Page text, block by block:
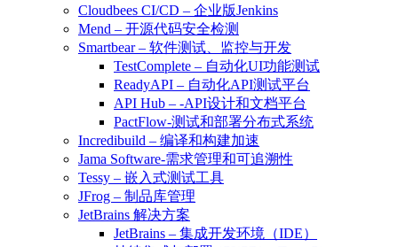
Cloudbees CI/CD – 企业版Jenkins
Mend – 开源代码安全检测
Smartbear – 软件测试、监控与开发
TestComplete – 自动化UI功能测试
ReadyAPI – 自动化API测试平台
API Hub – -API设计和文档平台
PactFlow-测试和部署分布式系统
Incredibuild – 编译和构建加速
Jama Software-需求管理和可追溯性
Tessy – 嵌入式测试工具
JFrog – 制品库管理
JetBrains 解决方案
JetBrains – 集成开发环境（IDE）